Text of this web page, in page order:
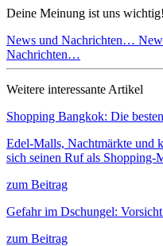
Deine Meinung ist uns wichtig!
News und Nachrichten…
Nachrichten…
Weitere interessante Artikel
Shopping Bangkok: Die
Edel-Malls, Nachtmärkte und
sich seinen Ruf als
zum Beitrag
Gefahr im Dschungel:
zum Beitrag